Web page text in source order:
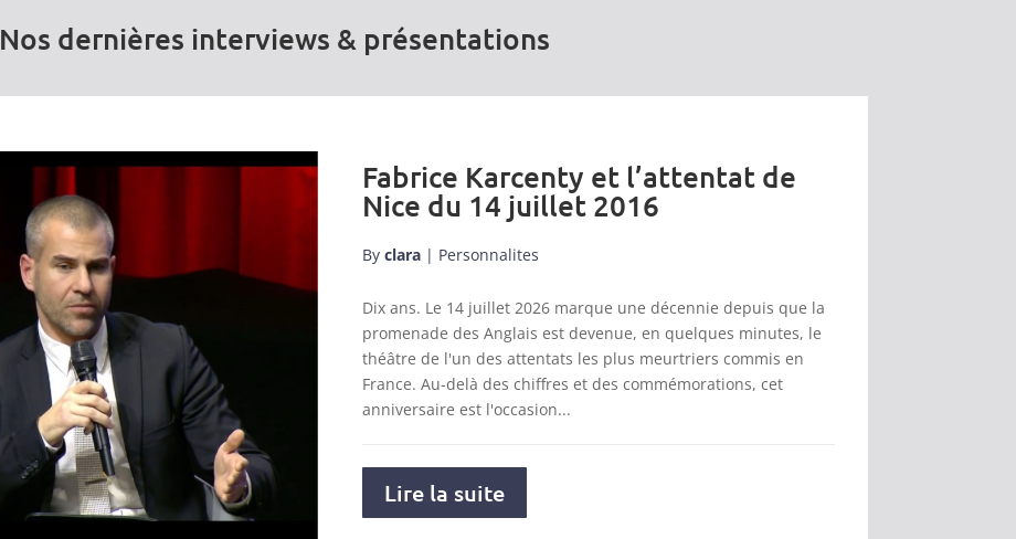
Nos dernières interviews & présentations
Fabrice Karcenty et l’attentat de
Nice du 14 juillet 2016
By clara | Personnalites
Dix ans. Le 14 juillet 2026 marque une décennie depuis que la
promenade des Anglais est devenue, en quelques minutes, le
théâtre de l'un des attentats les plus meurtriers commis en
France. Au-delà des chiffres et des commémorations, cet
anniversaire est l'occasion...
Lire la suite